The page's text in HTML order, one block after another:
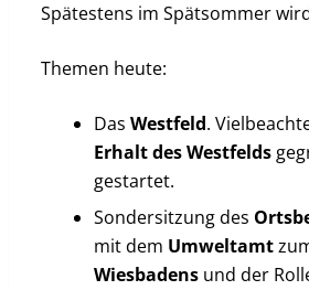
Spätestens im Spätsommer
Themen heute:
Das Westfeld.
Erhalt des Westfelds
gestartet.
Sondersitzung des
mit dem Umweltamt
Wiesbadensund der